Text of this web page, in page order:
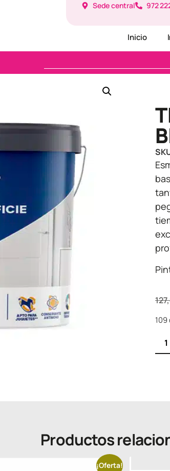
Sede central 972
Inicio
Productos
¡Oferta!